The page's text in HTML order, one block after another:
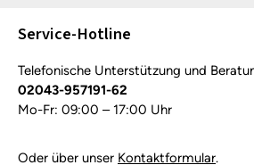
Service-Hotline
Telefonische Unterstützung und
02043-957191-62
Mo-Fr: 09:00 – 17:00 Uhr
Oder über unser Kontaktformular.